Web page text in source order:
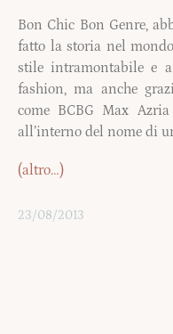
Bon Chic Bon Genre,
fatto la storia nel
stile intramontabile e
fashion, ma anche
come BCBG Max
all’interno del nome di
(altro…)
23/08/2013